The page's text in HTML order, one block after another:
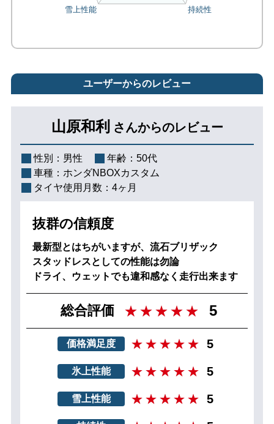
ユーザーからのレビュー
山原和利 さんからのレビュー
性別： 男性 年齢： 50代
車種： ホンダNBOXカスタム
タイヤ使用月数： 4ヶ月
抜群の信頼度
最新型とはちがいますが、流石ブリザック
スタッドレスとしての性能は勿論
ドライ、ウェットでも違和感なく走行出来ます
総合評価 5
価格満足度 5
氷上性能 5
雪上性能 5